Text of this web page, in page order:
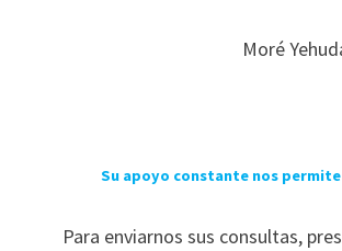
Moré
Su apoyo constante nos
Para enviarnos sus consultas,